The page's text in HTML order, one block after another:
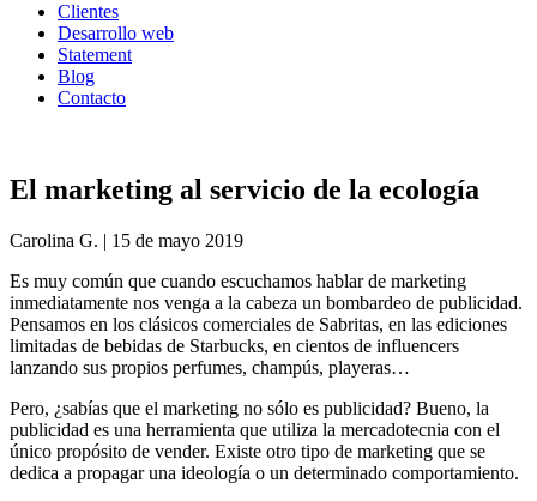
Clientes
Desarrollo web
Statement
Blog
Contacto
El marketing al servicio de la ecología
Carolina G. | 15 de mayo 2019
Es muy común que cuando escuchamos hablar de marketing
inmediatamente nos venga a la cabeza un bombardeo de publicidad.
Pensamos en los clásicos comerciales de Sabritas, en las ediciones
limitadas de bebidas de Starbucks, en cientos de influencers
lanzando sus propios perfumes, champús, playeras…
Pero, ¿sabías que el marketing no sólo es publicidad? Bueno, la
publicidad es una herramienta que utiliza la mercadotecnia con el
único propósito de vender. Existe otro tipo de marketing que se
dedica a propagar una ideología o un determinado comportamiento.